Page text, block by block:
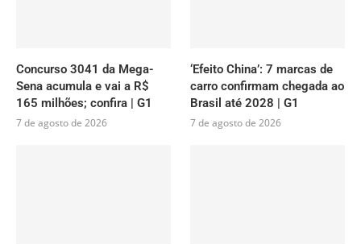
Concurso 3041 da Mega-
Sena acumula e vai a R$
165 milhões; confira | G1
7 de agosto de 2026
‘Efeito China’: 7 marcas de
carro confirmam chegada ao
Brasil até 2028 | G1
7 de agosto de 2026